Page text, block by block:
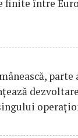
finite între